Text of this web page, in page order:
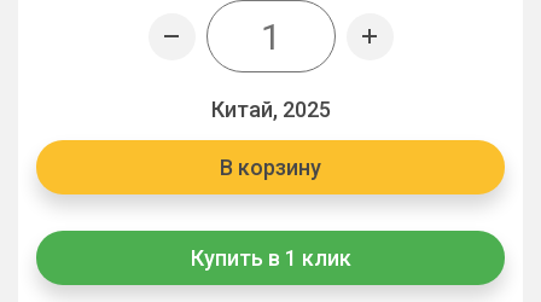
Китай, 2025
В корзину
Купить в 1 клик